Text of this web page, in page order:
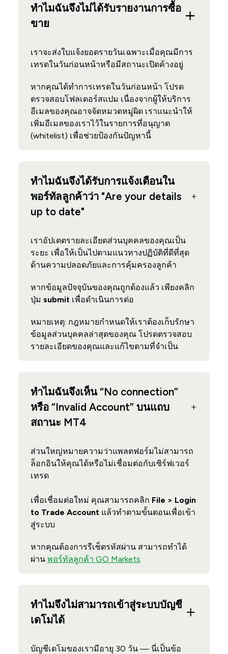
ทำไมฉันจึงไม่ได้รับรายงานการซื้อ
ขาย
เราจะส่งใบแจ้งยอดรายวันเฉพาะเมื่อคุณมีการ
เทรดในวันก่อนหน้าหรือมีสถานะเปิดค้างอยู่
หากคุณได้ทำการเทรดในวันก่อนหน้า โปรด
ตรวจสอบโฟลเดอร์สแปม เนื่องจากผู้ให้บริการ
อีเมลของคุณอาจจัดหมวดหมู่ผิด เราแนะนำให้
เพิ่มอีเมลของเราไว้ในรายการที่อนุญาต
(whitelist) เพื่อช่วยป้องกันปัญหานี้
ทำไมฉันจึงได้รับการแจ้งเตือนใน
พอร์ทัลลูกค้าว่า "Are your details
up to date"
เราอัปเดตรายละเอียดส่วนบุคคลของคุณเป็น
ระยะ เพื่อให้เป็นไปตามแนวทางปฏิบัติที่ดีที่สุด
ด้านความปลอดภัยและการคุ้มครองลูกค้า
หากข้อมูลปัจจุบันของคุณถูกต้องแล้ว เพียงคลิก
ปุ่ม submit เพื่อดำเนินการต่อ
หมายเหตุ: กฎหมายกำหนดให้เราต้องเก็บรักษา
ข้อมูลส่วนบุคคลล่าสุดของคุณ โปรดตรวจสอบ
รายละเอียดของคุณและแก้ไขตามที่จำเป็น
ทำไมฉันจึงเห็น “No connection”
หรือ “Invalid Account” บนแถบ
สถานะ MT4
ส่วนใหญ่หมายความว่าแพลตฟอร์มไม่สามารถ
ล็อกอินให้คุณได้หรือไม่เชื่อมต่อกับเซิร์ฟเวอร์
เทรด
เพื่อเชื่อมต่อใหม่ คุณสามารถคลิก File > Login
to Trade Accountแล้วทำตามขั้นตอนเพื่อเข้า
สู่ระบบ
หากคุณต้องการรีเซ็ตรหัสผ่าน สามารถทำได้
ผ่าน พอร์ทัลลูกค้า GO Markets
ทำไมจึงไม่สามารถเข้าสู่ระบบบัญชี
เดโมได้
บัญชีเดโมของเรามีอายุ 30 วัน — นี่เป็นข้อ